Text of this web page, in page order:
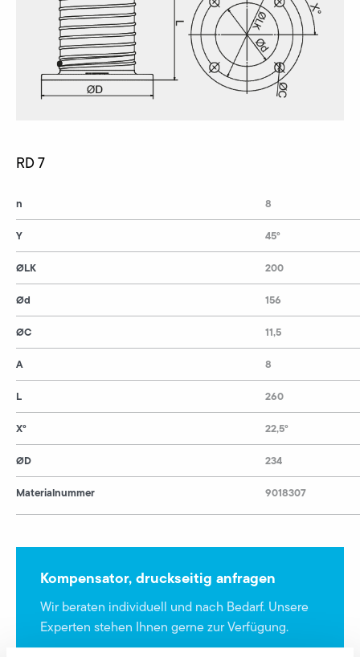
RD 7
n
Y
ØLK
Ød
ØC
A
L
X°
ØD
Materialnummer
8
45°
200
156
11,5
8
260
22,5°
234
9018307
Kompensator, druckseitig anfragen
Wir beraten individuell und nach Bedarf. Unsere
Experten stehen Ihnen gerne zur Verfügung.